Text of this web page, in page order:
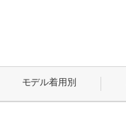
モデル着用別